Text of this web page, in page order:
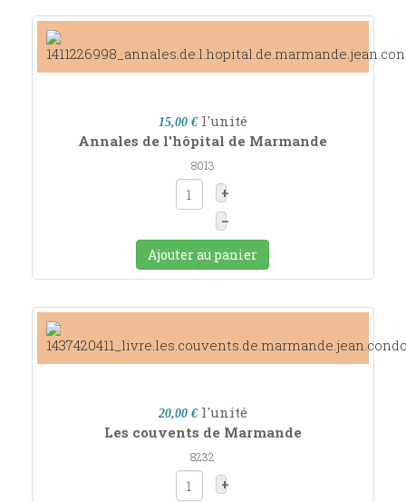
15,00 € l'unité
Annales de l'hôpital de Marmande
8013
+
–
Ajouter au panier
20,00 € l'unité
Les couvents de Marmande
8232
+